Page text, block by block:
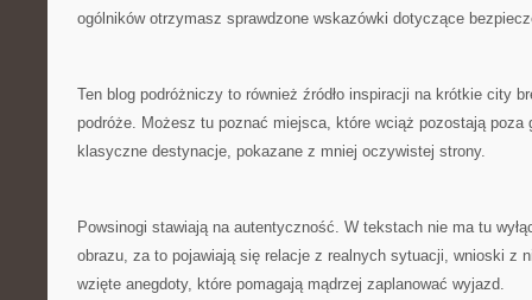
ogólników otrzymasz sprawdzone wskazówki dotyczące
Ten blog podróżniczy to również źródło inspiracji na krótkie city
podróże. Możesz tu poznać miejsca, które wciąż pozostają poza
klasyczne destynacje, pokazane z mniej oczywistej strony.
Powsinogi stawiają na autentyczność. W tekstach nie ma tu
obrazu, za to pojawiają się relacje z realnych sytuacji, wnioski z
wzięte anegdoty, które pomagają mądrzej zaplanować wyjazd.